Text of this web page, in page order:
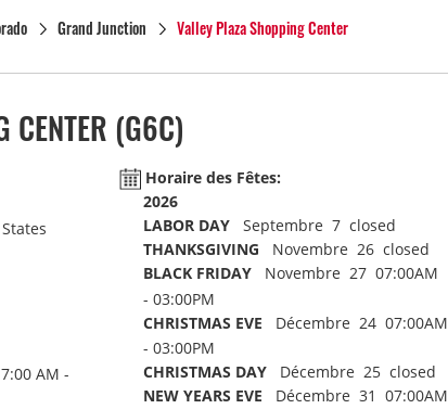
Grand Junction Valley Plaza Shopping Center
CENTER (G6C)
AM -
Horaire des Fêtes:
2026
LABOR DAYSeptembre 7 closed
THANKSGIVING Novembre 26 closed
BLACK FRIDAYNovembre 27 07:00AM
- 03:00PM
CHRISTMAS EVE Décembre 24 07:00AM
- 03:00PM
CHRISTMAS DAYDécembre 25 closed
NEW YEARS EVE Décembre 31 07:00AM